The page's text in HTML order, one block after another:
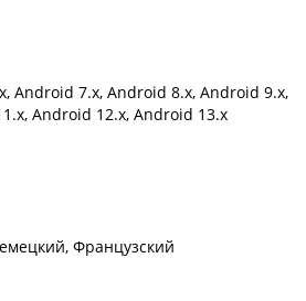
Android 7.x, Android 8.x, Android 9.x,
Android 12.x, Android 13.x
Французский